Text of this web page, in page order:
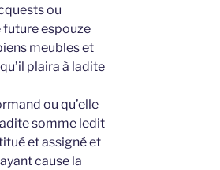
ou
future espouze
meubles et
plaira à ladite
ou qu’elle
somme ledit
et assigné et
cause la